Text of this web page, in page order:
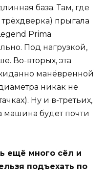
база. Там, где
прыгала
Primа
Под нагрузкой,
Во-вторых, эта
манёвренной
никак не
Ну и в-третьих,
машина будет почти
ещё много сёл и
подъехать по